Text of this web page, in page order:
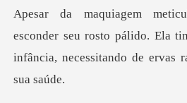
eu rosto pálido. Ela
infância,